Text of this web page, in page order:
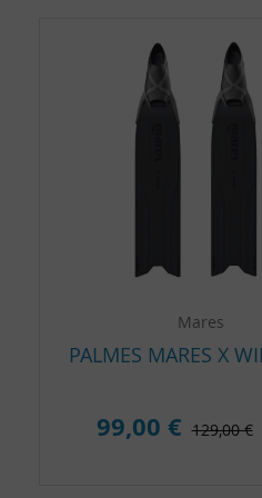
Mares
PALMES MARES X
99,00 € 129,00 €